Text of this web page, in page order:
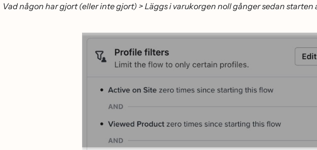
Vad någon har gjort (eller inte gjort) > Läggs i varukorgen noll gånger sedan starten